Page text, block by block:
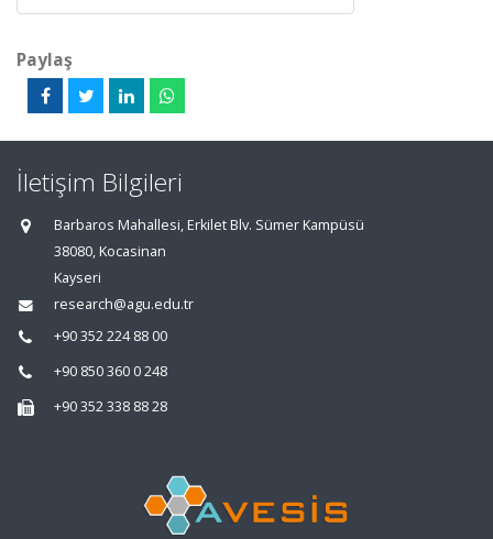
Paylaş
İletişim Bilgileri
Barbaros Mahallesi, Erkilet Blv. Sümer Kampüsü
38080, Kocasinan
Kayseri
research@agu.edu.tr
+90 352 224 88 00
+90 850 360 0 248
+90 352 338 88 28